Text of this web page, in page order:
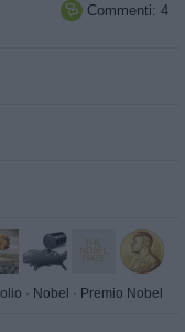
 Commenti: 4
· Nobel · Premio Nobel